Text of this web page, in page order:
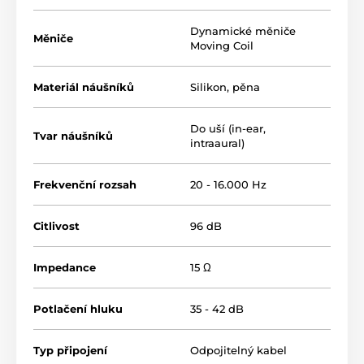
Produkt je zaradený v kategóriách
Do uší Profesionální
Měniče
Dynamické měniče
Moving Coil
Materiál náušníků Silikon, pěna
Tvar náušníků
Do uší (in-ear,
intraaural)
Frekvenční rozsah 20 - 16.000 Hz
Citlivost 96 dB
Impedance 15 Ω
Potlačení hluku 35 - 42 dB
Typ připojení Odpojitelný kabel